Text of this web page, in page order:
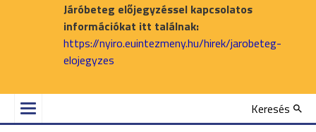
Járóbeteg előjegyzéssel kapcsolatos
információkat itt találnak:
https://nyiro.euintezmeny.hu/hirek/jarobeteg-
elojegyzes
Keresés